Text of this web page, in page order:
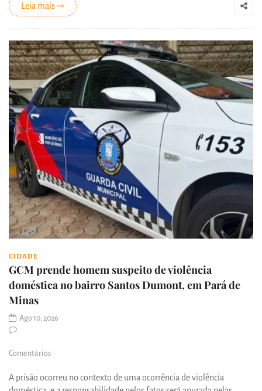
Leia mais ⇾
CIDADE
GCM prende homem suspeito de violência
doméstica no bairro Santos Dumont, em Pará de
Minas
Ago 10, 2026
Comentários
A prisão ocorreu no contexto de uma ocorrência de violência